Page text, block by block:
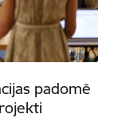
padomē